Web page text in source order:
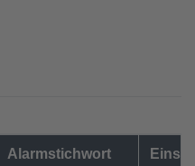
Alarmstichwort